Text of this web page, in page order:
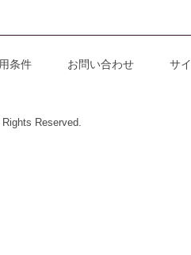
条件 お問い合わせ サ
Rights Reserved.